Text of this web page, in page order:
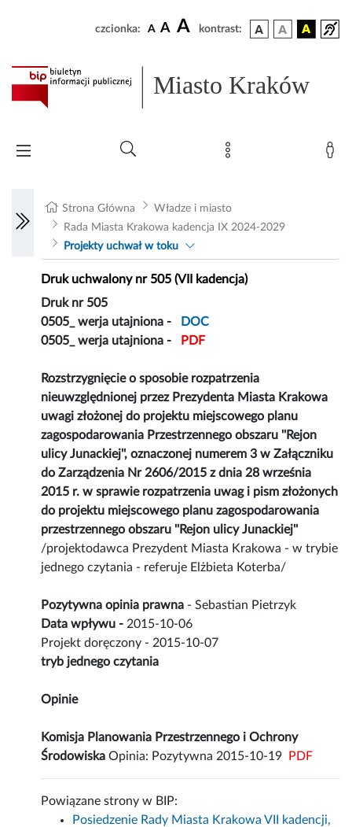
czcionka: A A A kontrast:
Miasto Kraków
Strona Główna
Władze i miasto
Rada Miasta Krakowa kadencja IX 2024-2029
Projekty uchwał w toku
Druk uchwalony nr 505 (VII kadencja)
Druk nr 505
0505_ werja utajniona -
DOC
0505_ werja utajniona -
PDF
Rozstrzygnięcie o sposobie rozpatrzenia
nieuwzględnionej przez Prezydenta Miasta Krakowa
uwagi złożonej do projektu miejscowego planu
zagospodarowania Przestrzennego obszaru ''Rejon
ulicy Junackiej'', oznaczonej numerem 3 w Załączniku
do Zarządzenia Nr 2606/2015 z dnia 28 września
2015 r. w sprawie rozpatrzenia uwag i pism złożonych
do projektu miejscowego planu zagospodarowania
przestrzennego obszaru ''Rejon ulicy Junackiej''
/projektodawca Prezydent Miasta Krakowa - w trybie
jednego czytania - referuje Elżbieta Koterba/
Pozytywna opinia prawna - Sebastian Pietrzyk
Data wpływu - 2015-10-06
Projekt doręczony - 2015-10-07
tryb jednego czytania
Opinie
Komisja Planowania Przestrzennego i Ochrony
Środowiska Opinia: Pozytywna 2015-10-19 PDF
Powiązane strony w BIP:
Posiedzenie Rady Miasta Krakowa VII kadencji,